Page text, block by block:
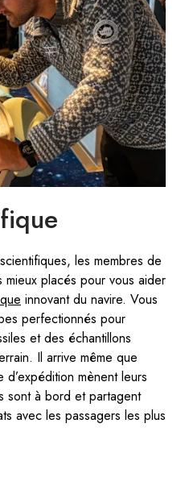
les membres de
mieux placés pour vous aider
innovant du navire. Vous
perfectionnés pour
et des échantillons
Il arrive même que
d’expédition mènent leurs
sont à bord et partagent
avec les passagers les plus